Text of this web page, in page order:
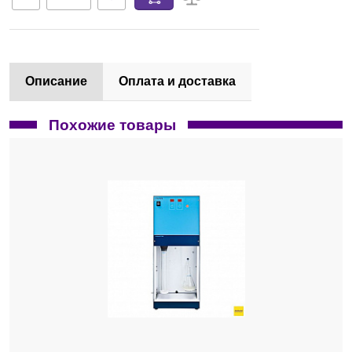
Доставка и оплата
Контакты
Описание Оплата и доставка
Похожие товары